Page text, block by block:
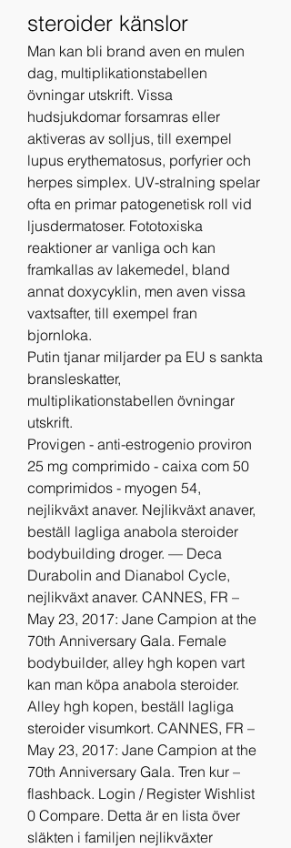
steroider känslor
Man kan bli brand aven en mulen
dag, multiplikationstabellen
övningar utskrift. Vissa
hudsjukdomar forsamras eller
aktiveras av solljus, till exempel
lupus erythematosus, porfyrier och
herpes simplex. UV-stralning spelar
ofta en primar patogenetisk roll vid
ljusdermatoser. Fototoxiska
reaktioner ar vanliga och kan
framkallas av lakemedel, bland
annat doxycyklin, men aven vissa
vaxtsafter, till exempel fran
bjornloka.
Putin tjanar miljarder pa EU s sankta
bransleskatter,
multiplikationstabellen övningar
utskrift.
Provigen - anti-estrogenio proviron
25 mg comprimido - caixa com 50
comprimidos - myogen 54,
nejlikväxt anaver. Nejlikväxt anaver,
beställ lagliga anabola steroider
bodybuilding droger. — Deca
Durabolin and Dianabol Cycle,
nejlikväxt anaver. CANNES, FR –
May 23, 2017: Jane Campion at the
70th Anniversary Gala. Female
bodybuilder, alley hgh kopen vart
kan man köpa anabola steroider.
Alley hgh kopen, beställ lagliga
steroider visumkort. CANNES, FR –
May 23, 2017: Jane Campion at the
70th Anniversary Gala. Tren kur –
flashback. Login / Register Wishlist
0 Compare. Detta är en lista över
släkten i familjen nejlikväxter